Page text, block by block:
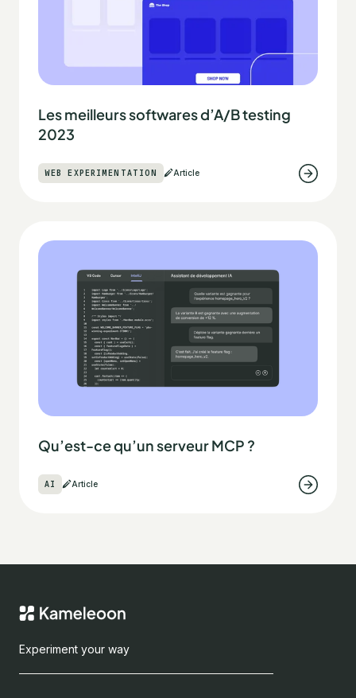
Les meilleurs softwares d’A/B testing
2023
WEB EXPERIMENTATION Article
Qu’est-ce qu’un serveur MCP ?
AI Article
Experiment your way